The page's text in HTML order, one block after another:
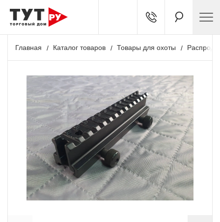
Главная Каталог товаров Товары для охоты
Акция